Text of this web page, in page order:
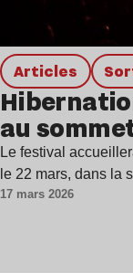
Articles
au
Le festival
le 22 mars, dans la
17 mars 2026